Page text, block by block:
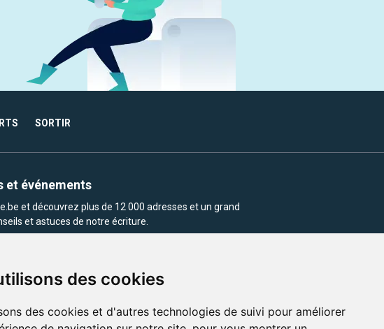
des cookies
des cookies et d'autres technologies de suivi pour améliorer
SORTIR
et événements
et découvrez plus de 12 000 adresses et un grand
et astuces de notre écriture.